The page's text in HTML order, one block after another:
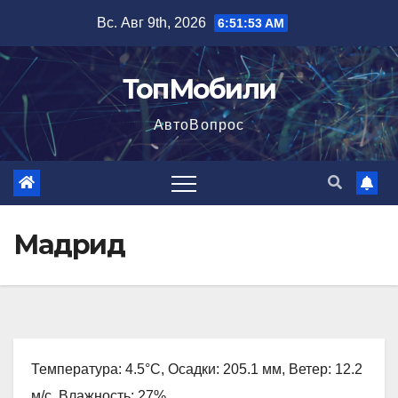
содержимому
Вс. Авг 9th, 2026 6:51:55 AM
ТопМобили
АвтоВопрос
Мадрид
Температура: 4.5°C, Осадки: 205.1 мм, Ветер: 12.2